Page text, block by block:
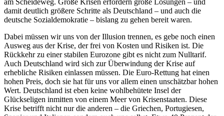
damit deutlich größere Schritte als Deutschland – und auch die
deutsche Sozialdemokratie – bislang zu gehen bereit waren.
Dabei müssen wir uns von der Illusion trennen, es gebe noch einen
Ausweg aus der Krise, der frei von Kosten und Risiken ist. Die
Rückkehr zu einer stabilen Eurozone gibt es nicht zum Nulltarif.
Auch Deutschland wird sich zur Überwindung der Krise auf
erhebliche Risiken einlassen müssen. Die Euro-Rettung hat einen
hohen Preis, doch sie hat für uns vor allem einen unschätzbar hohen
Wert. Deutschland ist eben keine wohlbehütete Insel der
Glückseligen inmitten von einem Meer von Krisenstaaten. Diese
Krise betrifft nicht nur die anderen – die Griechen, Portugiesen,